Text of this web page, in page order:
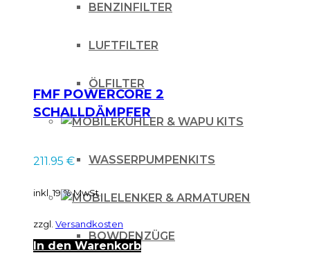
BENZINFILTER
LUFTFILTER
ÖLFILTER
KÜHLER & WAPU KITS
WASSERPUMPENKITS
LENKER & ARMATUREN
BOWDENZÜGE
FMF POWERCORE 2
SCHALLDÄMPFER
GAS GAS 200-300
211.95 €
inkl. 19 % MwSt.
zzgl. Versandkosten
In den Warenkorb